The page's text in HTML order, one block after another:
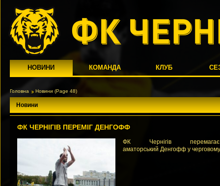
НОВИНИ КОМАНДА КЛУБ
Головна Новини (Page 48)
Новини
ФК ЧЕРНІГІВ ПЕРЕМІГ ДЕНГОФФ
ФК Чернігів перемагає
аматорський Денгофф у